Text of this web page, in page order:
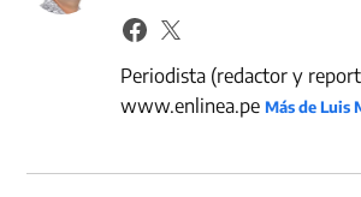
Periodista (redactor y
www.enlinea.peMás de Luis